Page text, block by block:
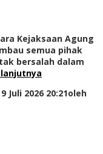
Kejaksaan Agung
semua pihak
bersalah dalam
Juli 2026 20:21oleh